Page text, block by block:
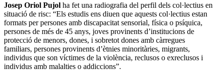
Josep Oriol Pujol ha fet una radiografia del perfil dels col·lectius en
situació de risc: “Els estudis ens diuen que aquests col·lectius estan
formats per persones amb discapacitat sensorial, física o psíquica,
persones de més de 45 anys, joves provinents d’institucions de
protecció de menors, dones, i sobretot dones amb càrregues
familiars, persones provinents d’ètnies minoritàries, migrants,
individus que son víctimes de la violència, reclusos o exreclusos i
individus amb malalties o addiccions”.